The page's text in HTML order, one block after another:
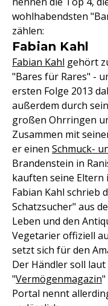
wohlhabendsten
zählen:
Fabian Kahl
Fabian Kahl gehört
"Bares für Rares" -
ersten Folge 2013
außerdem durch
großen Ohrringen
Zusammen mit
er einen Schmuck-
Brandenstein in
kauften seine Eltern
Fabian Kahl schrieb
Schatzsucher" aus
Leben und den
Vegetarier offiziell
setzt sich für den
Der Händler soll
"Vermögenmagazin"
Portal nennt